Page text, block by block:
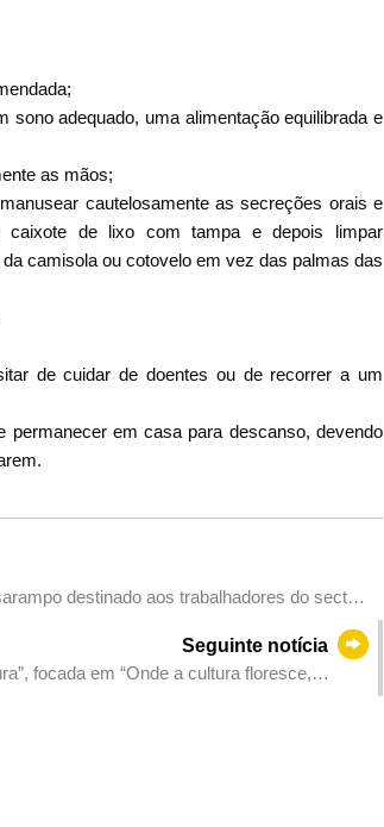
adequado, uma alimentação equilibrada e
as mãos;
cautelosamente as secreções orais e
de lixo com tampa e depois limpar
camisola ou cotovelo em vez das palmas das
de cuidar de doentes ou de recorrer a um
em casa para descanso, devendo
destinado aos trabalhadores do sector
Seguinte notícia
focada em “Onde a cultura floresce,